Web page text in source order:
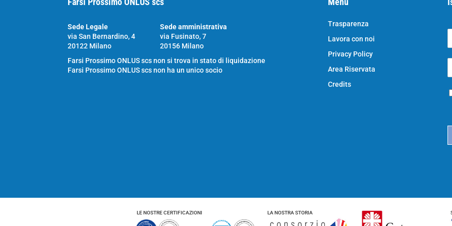
Sede Legale
via San Bernardino, 4
20122 Milano
Sede amministrativa
via Fusinato, 7
20156 Milano
Farsi Prossimo ONLUS scs non si trova in stato di liquidazione
Farsi Prossimo ONLUS scs non ha un unico socio
Trasparenza
Lavora con noi
Privacy Policy
Area Riservata
Credits
o
e
P
c
LE NOSTRE CERTIFICAZIONI LA NOSTRA STORIA